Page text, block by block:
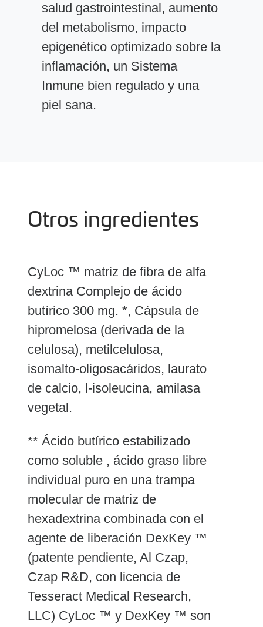
salud gastrointestinal, aumento
del metabolismo, impacto
epigenético optimizado sobre la
inflamación, un Sistema
Inmune bien regulado y una
piel sana.
Otros ingredientes
CyLoc ™ matriz de fibra de alfa
dextrina Complejo de ácido
butírico 300 mg. *, Cápsula de
hipromelosa (derivada de la
celulosa), metilcelulosa,
isomalto-oligosacáridos, laurato
de calcio, l-isoleucina, amilasa
vegetal.
** Ácido butírico estabilizado
como soluble , ácido graso libre
individual puro en una trampa
molecular de matriz de
hexadextrina combinada con el
agente de liberación DexKey ™
(patente pendiente, Al Czap,
Czap R&D, con licencia de
Tesseract Medical Research,
LLC) CyLoc ™ y DexKey ™ son